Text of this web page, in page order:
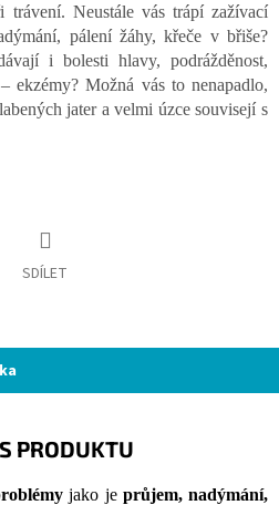
trávení. Neustále vás trápí zažívací
pálení žáhy, křeče v břiše?
i bolesti hlavy, podrážděnost,
ekzémy? Možná vás to nenapadlo,
jater a velmi úzce souvisejí s
SDÍLET
PRODUKTU
jako je průjem, nadýmání,